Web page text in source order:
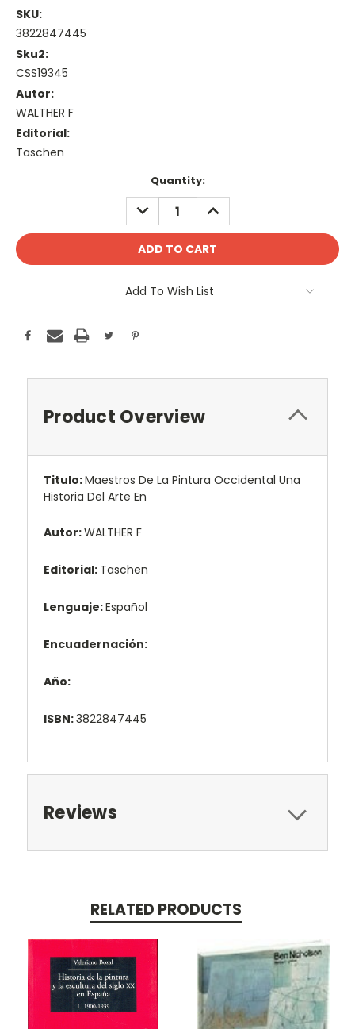
SKU:
3822847445
Sku2:
CSS19345
Autor:
WALTHER F
Editorial:
Taschen
Quantity:
DECREASE
QUANTITY:
INCREASE
QUANTITY:
Add To Wish List
Product Overview
Titulo:Maestros De La Pintura Occidental Una
Historia Del Arte En
Autor:WALTHER F
Editorial: Taschen
Lenguaje:Español
Encuadernación:
Año:
ISBN:3822847445
Reviews
RELATED PRODUCTS